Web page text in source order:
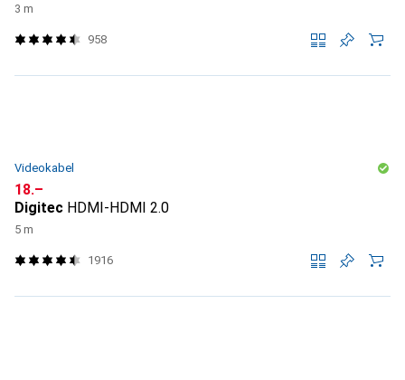
3 m
958
Videokabel
CHF
18.–
Digitec HDMI-HDMI 2.0
5 m
1916